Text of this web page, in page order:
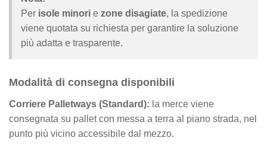
Per isole minori e zone disagiate, la spedizione
viene quotata su richiesta per garantire la soluzione
più adatta e trasparente.
Modalità di consegna disponibili
Corriere Palletways (Standard): la merce viene
consegnata su pallet con messa a terra al piano strada, nel
punto più vicino accessibile dal mezzo.